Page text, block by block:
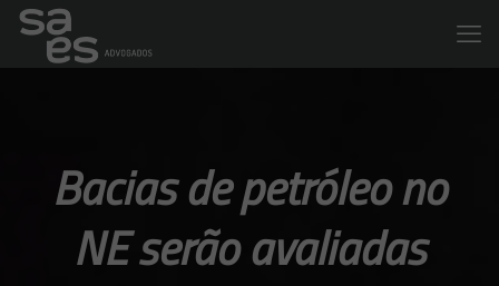
Bacias de petróleo no
NE serão avaliadas